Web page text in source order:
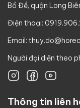
Bồ Đề, quận Long
Điện thoại:
Email:
Người đại diện theo
Thông tin liên